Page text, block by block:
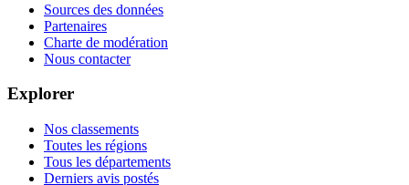
Sources des données
Partenaires
Charte de modération
Nous contacter
Explorer
Nos classements
Toutes les régions
Tous les départements
Derniers avis postés